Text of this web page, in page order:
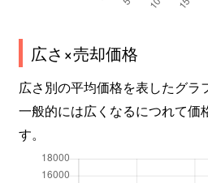
広さ×売却価格
広さ別の平均価格を表したグラ
一般的には広くなるにつれて価
す。